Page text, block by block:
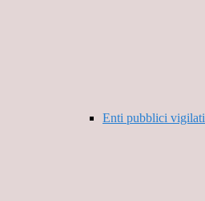
Enti pubblici vigilati